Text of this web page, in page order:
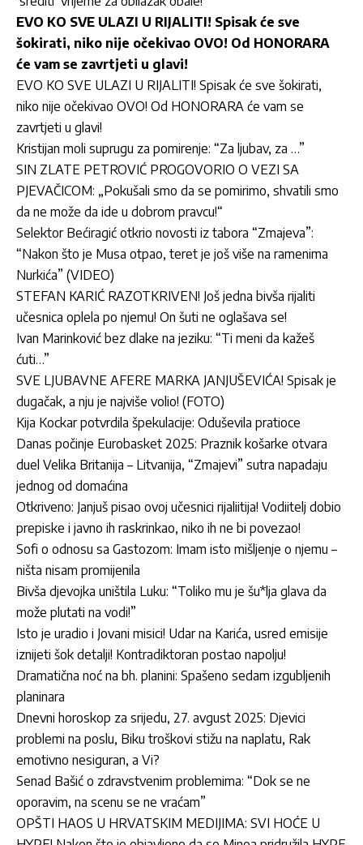
EVO KO SVE ULAZI U RIJALITI! Spisak će sve
šokirati, niko nije očekivao OVO! Od HONORARA
će vam se zavrtjeti u glavi!
EVO KO SVE ULAZI U RIJALITI! Spisak će sve šokirati,
niko nije očekivao OVO! Od HONORARA će vam se
zavrtjeti u glavi!
Kristijan moli suprugu za pomirenje: “Za ljubav, za …”
SIN ZLATE PETROVIĆ PROGOVORIO O VEZI SA
PJEVAČICOM: „Pokušali smo da se pomirimo, shvatili smo
da ne može da ide u dobrom pravcu!“
Selektor Bećiragić otkrio novosti iz tabora “Zmajeva”:
“Nakon što je Musa otpao, teret je još više na ramenima
Nurkića” (VIDEO)
STEFAN KARIĆ RAZOTKRIVEN! Još jedna bivša rijaliti
učesnica oplela po njemu! On šuti ne oglašava se!
Ivan Marinković bez dlake na jeziku: “Ti meni da kažeš
ćuti…”
SVE LJUBAVNE AFERE MARKA JANJUŠEVIĆA! Spisak je
dugačak, a nju je najviše volio! (FOTO)
Kija Kockar potvrdila špekulacije: Oduševila pratioce
Danas počinje Eurobasket 2025: Praznik košarke otvara
duel Velika Britanija – Litvanija, “Zmajevi” sutra napadaju
jednog od domaćina
Otkriveno: Janjuš pisao ovoj učesnici rijaliitija! Vodiitelj dobio
prepiske i javno ih raskrinkao, niko ih ne bi povezao!
Sofi o odnosu sa Gastozom: Imam isto mišljenje o njemu –
ništa nisam promijenila
Bivša djevojka uništila Luku: “Toliko mu je šu*lja glava da
može plutati na vodi!”
Isto je uradio i Jovani misici! Udar na Karića, usred emisije
iznijeti šok detalji! Kontradiktoran postao napolju!
Dramatična noć na bh. planini: Spašeno sedam izgubljenih
planinara
Dnevni horoskop za srijedu, 27. avgust 2025: Djevici
problemi na poslu, Biku troškovi stižu na naplatu, Rak
emotivno nesiguran, a Vi?
Senad Bašić o zdravstvenim problemima: “Dok se ne
oporavim, na scenu se ne vraćam”
OPŠTI HAOS U HRVATSKIM MEDIJIMA: SVI HOĆE U